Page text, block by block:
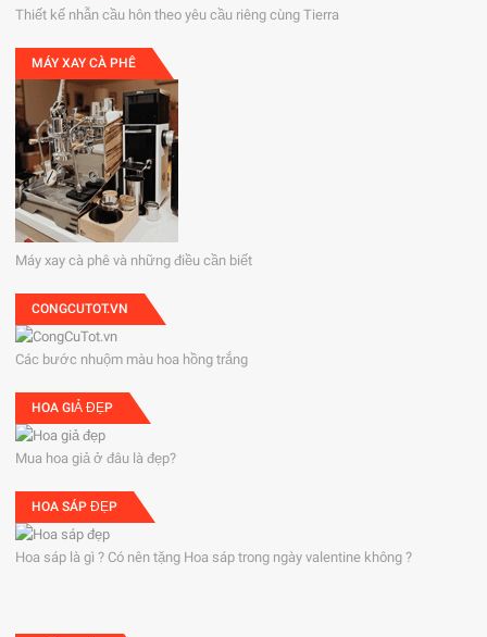
Thiết kế nhẫn cầu hôn theo yêu cầu riêng cùng Tierra
MÁY XAY CÀ PHÊ
Máy xay cà phê và những điều cần biết
CONGCUTOT.VN
Các bước nhuộm màu hoa hồng trắng
HOA GIẢ ĐẸP
Mua hoa giả ở đâu là đẹp?
HOA SÁP ĐẸP
Hoa sáp là gì ? Có nên tặng Hoa sáp trong ngày valentine không ?